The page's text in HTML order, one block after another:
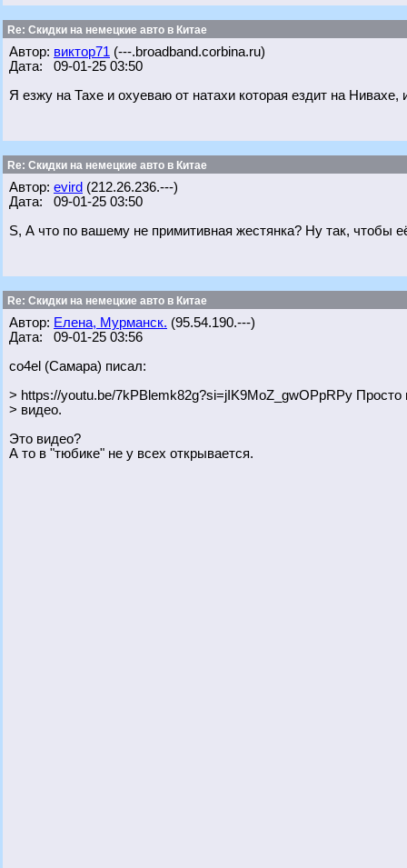
Re: Скидки на немецкие авто в Китае
Автор: виктор71 (---.broadband.corbina.ru)
Дата: 09-01-25 03:50
Я езжу на Тахе и охуеваю от натахи которая ездит на Нивахе,
Re: Скидки на немецкие авто в Китае
Автор: evird (212.26.236.---)
Дата: 09-01-25 03:50
S, А что по вашему не примитивная жестянка? Ну так, чтобы
Re: Скидки на немецкие авто в Китае
Автор: Елена, Мурманск. (95.54.190.---)
Дата: 09-01-25 03:56
co4el (Самара) писал:
> https://youtu.be/7kPBlemk82g?si=jIK9MoZ_gwOPpRPy Просто
> видео.
Это видео?
А то в "тюбике" не у всех открывается.